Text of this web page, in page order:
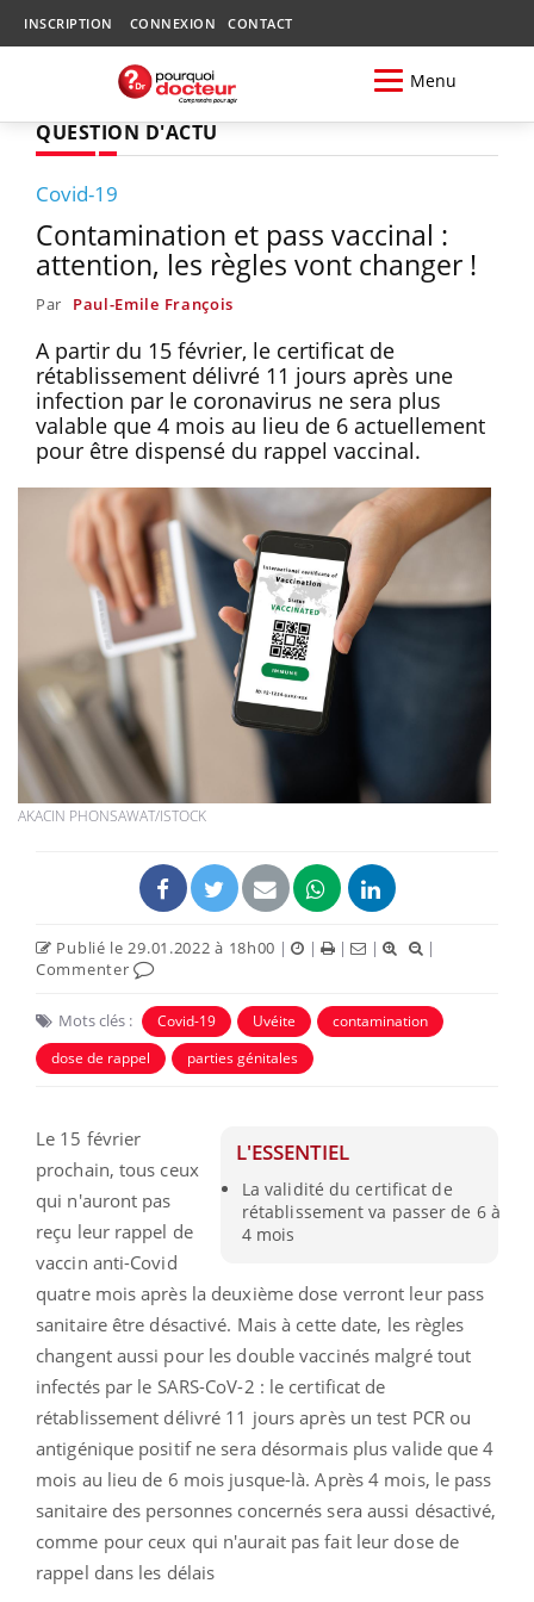
INSCRIPTION CONNEXION CONTACT
Menu
QUESTION D'ACTU
Covid-19
Contamination et pass vaccinal :
attention, les règles vont changer !
Par Paul-Emile François
A partir du 15 février, le certificat de
rétablissement délivré 11 jours après une
infection par le coronavirus ne sera plus
valable que 4 mois au lieu de 6 actuellement
pour être dispensé du rappel vaccinal.
AKACIN PHONSAWAT/ISTOCK
Publié le 29.01.2022 à 18h00 | | | |
|
Commenter
Mots clés : Covid-19 Uvéite
contamination
dose de rappel
parties génitales
L'ESSENTIEL
La validité du certificat de
rétablissement va passer de 6 à
4 mois
Le 15 février
prochain, tous ceux
qui n'auront pas
reçu leur rappel de
vaccin anti-Covid
quatre mois après la deuxième dose verront leur pass
sanitaire être désactivé. Mais à cette date, les règles
changent aussi pour les double vaccinés malgré tout
infectés par le SARS-CoV-2 : le certificat de
rétablissement délivré 11 jours après un test PCR ou
antigénique positif ne sera désormais plus valide que 4
mois au lieu de 6 mois jusque-là. Après 4 mois, le pass
sanitaire des personnes concernés sera aussi désactivé,
comme pour ceux qui n'aurait pas fait leur dose de
rappel dans les délais